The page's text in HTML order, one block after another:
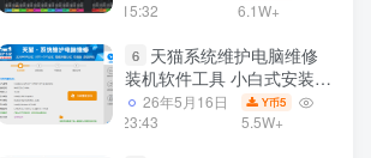
15:32
6.1W+
6
天猫系统维护电脑维修
装机软件工具 小白式安装
完全一键安装系统 电脑系统
装机软件 一键重装系统
26年5月16日
23:43
Y币5
5.5W+